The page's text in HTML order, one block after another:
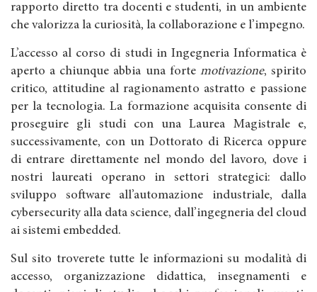
rapporto diretto tra docenti e studenti, in un ambiente
che valorizza la curiosità, la collaborazione e l’impegno.
L’accesso al corso di studi in Ingegneria Informatica è
aperto a chiunque abbia una forte motivazione, spirito
critico, attitudine al ragionamento astratto e passione
per la tecnologia. La formazione acquisita consente di
proseguire gli studi con una Laurea Magistrale e,
successivamente, con un Dottorato di Ricerca oppure
di entrare direttamente nel mondo del lavoro, dove i
nostri laureati operano in settori strategici: dallo
sviluppo software all’automazione industriale, dalla
cybersecurity alla data science, dall’ingegneria del cloud
ai sistemi embedded.
Sul sito troverete tutte le informazioni su modalità di
accesso, organizzazione didattica, insegnamenti e